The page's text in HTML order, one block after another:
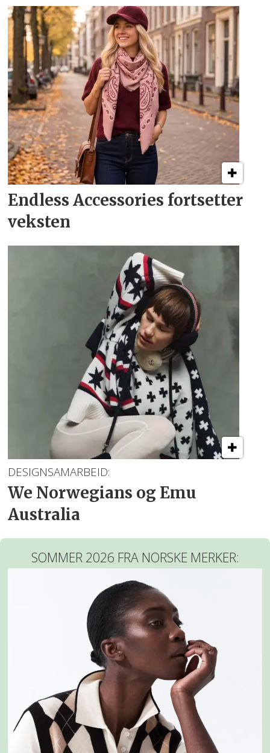
Endless Accessories fortsetter
veksten
DESIGNSAMARBEID:
We Norwegians og Emu
Australia
SOMMER 2026 FRA NORSKE MERKER: